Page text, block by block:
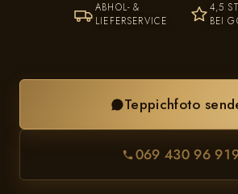
ABHOL- &
LIEFERSERVICE
4,5
BEI
Teppichfoto
069 430 96